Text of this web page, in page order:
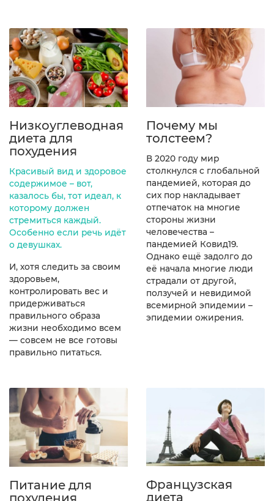
Низкоуглеводная
диета для
похудения
Красивый вид и здоровое
содержимое – вот,
казалось бы, тот идеал, к
которому должен
стремиться каждый.
Особенно если речь идёт
о девушках.
И, хотя следить за своим
здоровьем,
контролировать вес и
придерживаться
правильного образа
жизни необходимо всем
— совсем не все готовы
правильно питаться.
Почему мы
толстеем?
В 2020 году мир
столкнулся с глобальной
пандемией, которая до
сих пор накладывает
отпечаток на многие
стороны жизни
человечества –
пандемией Ковид19.
Однако ещё задолго до
её начала многие люди
страдали от другой,
ползучей и невидимой
всемирной эпидемии –
эпидемии ожирения.
Питание для
Французская
диета